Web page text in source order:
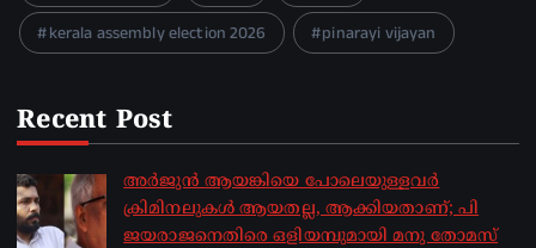
kerala assembly election 2026
pinarayi vijayan
Recent Post
അർജുൻ ആയങ്കിയെ പോലെയുള്ളവർ
ക്രിമിനലുകൾ ആയതല്ല, ആക്കിയതാണ്; പി
ജയരാജനെതിരെ ഒളിയമ്പുമായി മനു തോമസ്